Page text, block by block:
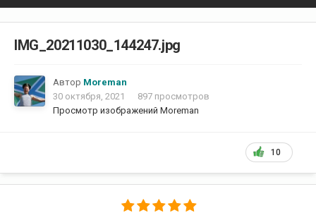
IMG_20211030_144247.jpg
Автор Moreman
30 октября, 2021
897 просмотров
Просмотр изображений Moreman
10